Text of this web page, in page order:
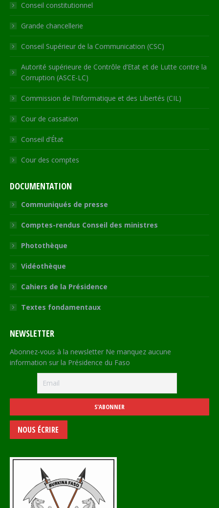
windowwindowwindowwindow
new
Conseil constitutionnel
Grande chancellerie
Conseil Supérieur de la Communication (CSC)
Autorité supérieure de Contrôle d’Etat et de Lutte contre la
Corruption (ASCE-LC)
Commission de l’Informatique et des Libertés (CIL)
Cour de cassation
Conseil d’État
Cour des comptes
DOCUMENTATION
Communiqués de presse
Comptes-rendus Conseil des ministres
Photothèque
Vidéothèque
Cahiers de la Présidence
Textes fondamentaux
NEWSLETTER
Abonnez-vous à la newsletter Ne manquez aucune
information sur la Présidence du Faso
NOUS ÉCRIRE